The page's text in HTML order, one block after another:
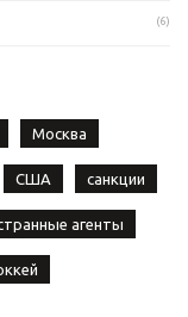
(6)
Москва
США санкции
агенты